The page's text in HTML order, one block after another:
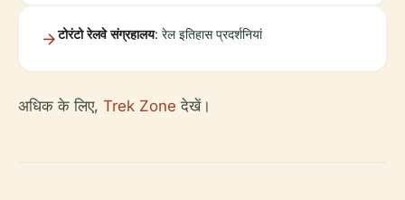
टोरंटो रेलवे संग्रहालय: रेल इतिहास प्रदर्शनियां
अधिक के लिए, Trek Zone देखें।